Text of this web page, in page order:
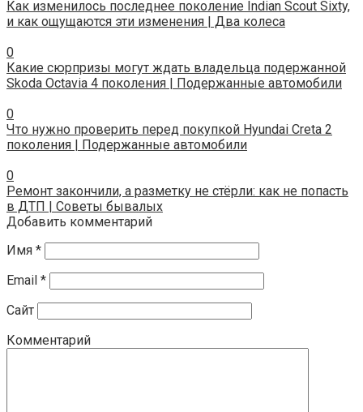
Как изменилось последнее поколение Indian Scout Sixty,
и как ощущаются эти изменения | Два колеса
0
Какие сюрпризы могут ждать владельца подержанной
Skoda Octavia 4 поколения | Подержанные автомобили
0
Что нужно проверить перед покупкой Hyundai Creta 2
поколения | Подержанные автомобили
0
Ремонт закончили, а разметку не стёрли: как не попасть
в ДТП | Советы бывалых
Добавить комментарий
Имя *
Email *
Сайт
Комментарий